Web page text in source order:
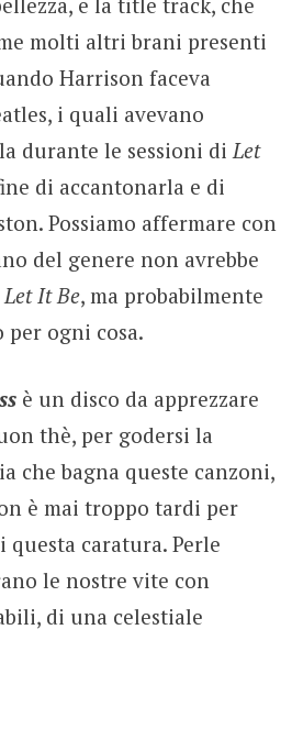
molti altri brani presenti
Harrison faceva
i quali avevano
durante le sessioni di Let
di accantonarla e di
Possiamo affermare con
del genere non avrebbe
Let It Be, ma probabilmente
per ogni cosa.
è un disco da apprezzare
thè, per godersi la
che bagna queste canzoni,
è mai troppo tardi per
caratura. Perle
le nostre vite con
di una celestiale